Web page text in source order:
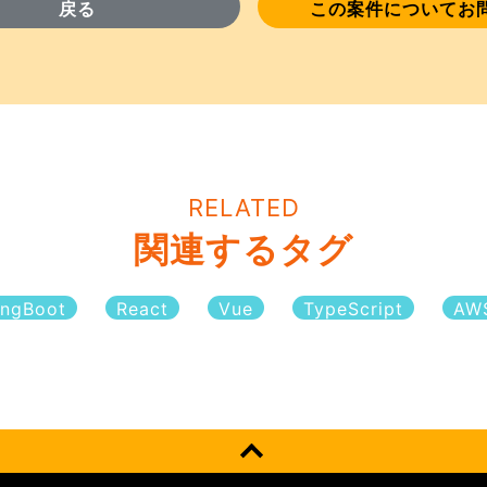
戻る この案件についてお
RELATED
関連するタグ
React Vue TypeScript